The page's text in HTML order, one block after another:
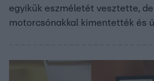
egyikük eszméletét vesztette,
motorcsónakkal kimentették és